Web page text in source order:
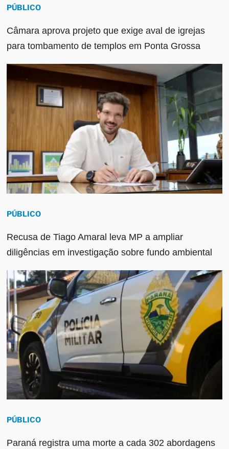
PÚBLICO
Câmara aprova projeto que exige aval de igrejas
para tombamento de templos em Ponta Grossa
PÚBLICO
Recusa de Tiago Amaral leva MP a ampliar
diligências em investigação sobre fundo ambiental
PÚBLICO
Paraná registra uma morte a cada 302 abordagens